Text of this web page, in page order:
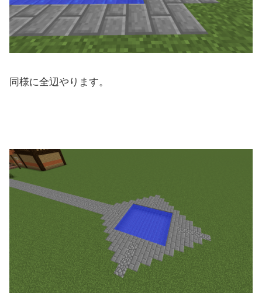
同様に全辺やります。